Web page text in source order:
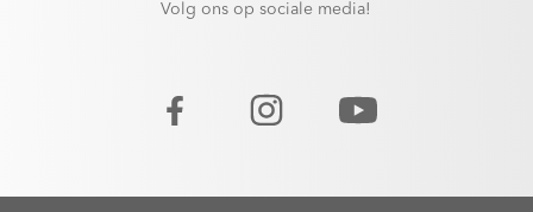
Volg ons op sociale media!